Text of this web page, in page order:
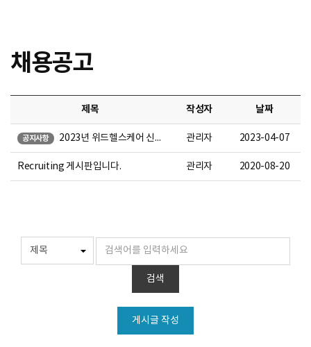
채용공고
제목 작성자 날짜
공지사항 2023년 위드헬스케어 신입, 경력직 모집 공고 (수시채용) 관리자 2023-04-07
Recruiting 게시판입니다. 관리자 2020-08-20
검색
게시글 작성